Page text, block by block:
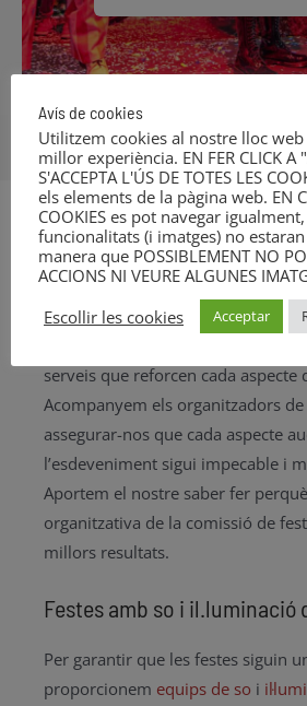
Quins són els
oferim a les festes i
serveis que reforcen cada aspecte
Acompanyem els organitzadors
assegurar-nos que cada aspecte
l’esdeveniment sigui impecable i
Aportem el nostre saber fer
organitzativa de la comissió de
millors resultats.
Festes amb so i il.luminació
Per garantir que les festes siguin
proporcionem equips de so i
Avís de cookies
Utilitzem cookies al nostre lloc
millor experiència. EN FER CLICK A
S'ACCEPTA L'ÚS DE TOTES LES
els elements de la pàgina web. EN
COOKIES es pot navegar
funcionalitats (i imatges) no
manera que POSSIBLEMENT NO
ACCIONS NI VEURE ALGUNES
Escollir les cookies
Acceptar